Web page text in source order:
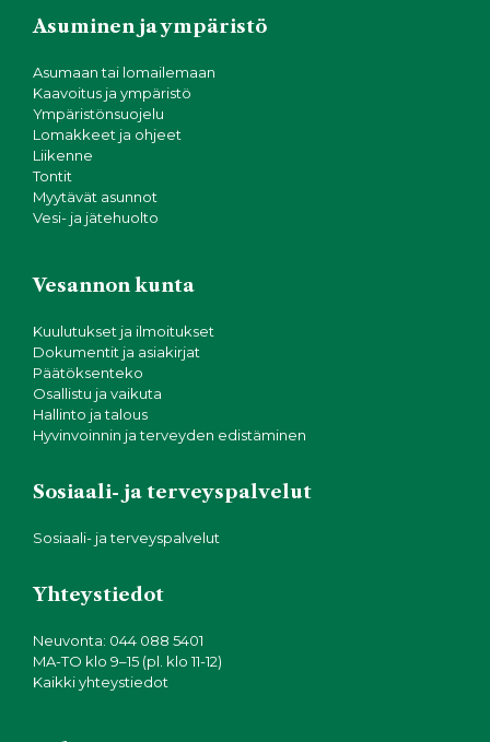
Asuminen ja ympäristö
Asumaan tai lomailemaan
Kaavoitus ja ympäristö
Ympäristönsuojelu
Lomakkeet ja ohjeet
Liikenne
Tontit
Myytävät asunnot
Vesi- ja jätehuolto
Vesannon kunta
Kuulutukset ja ilmoitukset
Dokumentit ja asiakirjat
Päätöksenteko
Osallistu ja vaikuta
Hallinto ja talous
Hyvinvoinnin ja terveyden edistäminen
Sosiaali- ja terveyspalvelut
Sosiaali- ja terveyspalvelut
Yhteystiedot
Neuvonta: 044 088 5401
MA-TO klo 9–15 (pl. klo 11-12)
Kaikki yhteystiedot